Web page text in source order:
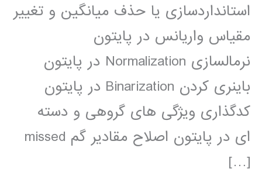
استانداردسازی یا حذف میانگین و تغییر
مقیاس واریانس در پایتون
نرمالسازی Normalization در پایتون
باینری کردن Binarization در پایتون
کدگذاری ویژگی های گروهی و دسته
ای در پایتون اصلاح مقادیر گم missed
[…]